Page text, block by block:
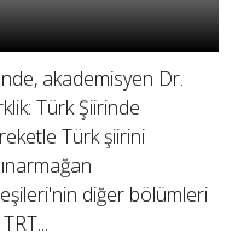
akademisyen Dr.
Türk Şiirinde
Türk şiirini
diğer bölümleri